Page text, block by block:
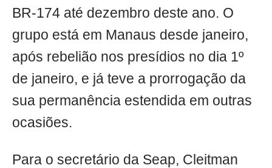
BR-174 até dezembro deste ano. O
grupo está em Manaus desde janeiro,
após rebelião nos presídios no dia 1º
de janeiro, e já teve a prorrogação da
sua permanência estendida em outras
ocasiões.
Para o secretário da Seap, Cleitman